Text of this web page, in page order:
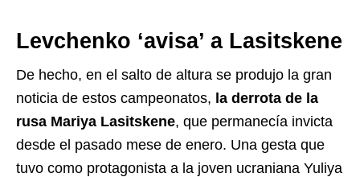
Levchenko ‘avisa’ a Lasitskene
De hecho, en el salto de altura se produjo la gran
noticia de estos campeonatos, la derrota de la
rusa Mariya Lasitskene, que permanecía invicta
desde el pasado mese de enero. Una gesta que
tuvo como protagonista a la joven ucraniana Yuliya